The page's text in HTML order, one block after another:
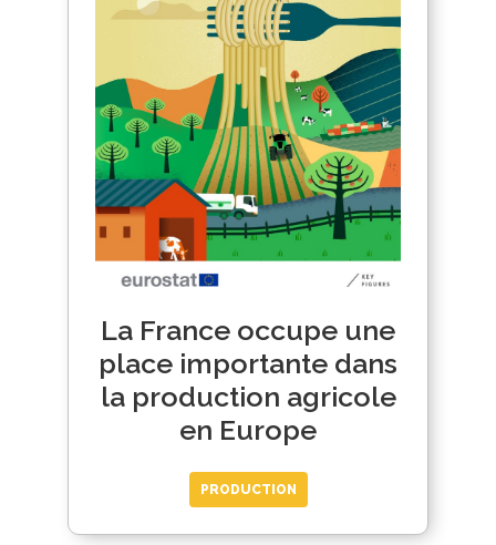
La France occupe une
place importante dans
la production agricole
en Europe
PRODUCTION